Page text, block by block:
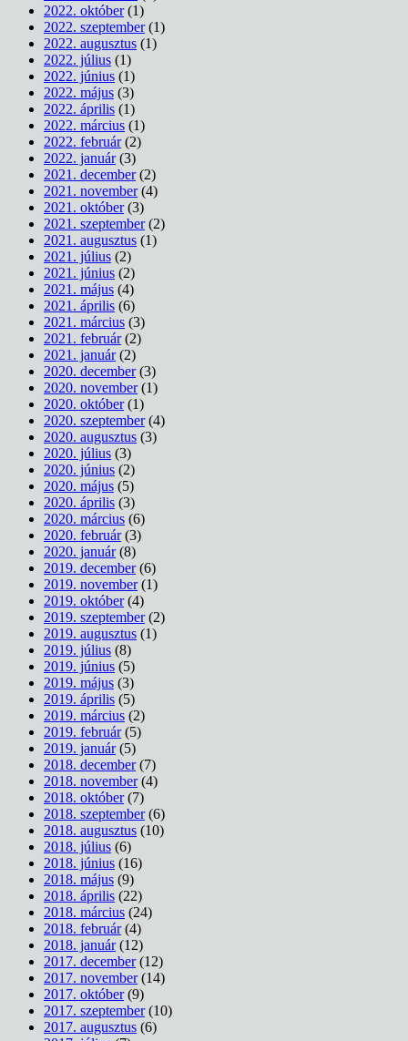
2022. október(1)
2022. szeptember(1)
2022. augusztus (1)
2022. július (1)
2022. június (1)
2022. május (3)
2022. április (1)
2022. március (1)
2022. február(2)
2022. január(3)
2021. december(2)
2021. november(4)
2021. október(3)
2021. szeptember(2)
2021. augusztus (1)
2021. július (2)
2021. június (2)
2021. május (4)
2021. április (6)
2021. március (3)
2021. február(2)
2021. január(2)
2020. december(3)
2020. november(1)
2020. október(1)
2020. szeptember(4)
2020. augusztus (3)
2020. július (3)
2020. június (2)
2020. május (5)
2020. április (3)
2020. március (6)
2020. február(3)
2020. január(8)
2019. december(6)
2019. november(1)
2019. október(4)
2019. szeptember(2)
2019. augusztus (1)
2019. július (8)
2019. június (5)
2019. május (3)
2019. április (5)
2019. március (2)
2019. február(5)
2019. január(5)
2018. december(7)
2018. november(4)
2018. október(7)
2018. szeptember(6)
2018. augusztus (10)
2018. július (6)
2018. június (16)
2018. május (9)
2018. április (22)
2018. március (24)
2018. február(4)
2018. január(12)
2017. december(12)
2017. november(14)
2017. október(9)
2017. szeptember(10)
2017. augusztus (6)